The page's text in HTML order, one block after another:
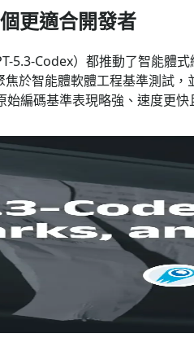
更適合開發者
Codex）都推動了智能體
於智能體軟體工程基準測試
編碼基準表現略強、速度更
何取得
Codex 系列的重點升級，融
生態系（CLI、IDE 擴充功